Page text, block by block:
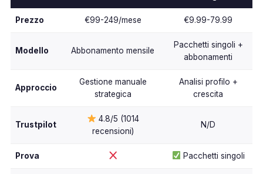
Prezzo €99-249/mese €9.99-79.99
Modello Abbonamento mensile
Pacchetti singoli +
abbonamenti
Approccio
Gestione manuale
strategica
Analisi profilo +
crescita
Trustpilot
4.8/5 (1014
recensioni)
N/D
Prova Pacchetti singoli